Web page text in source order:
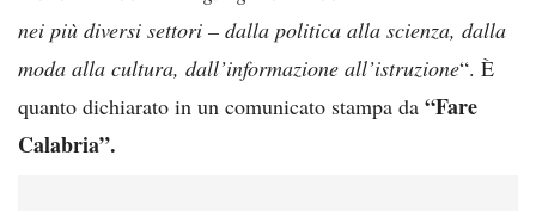
nei più diversi settori – dalla politica alla scienza, dalla
moda alla cultura, dall’informazione all’istruzione“. È
quanto dichiarato in un comunicato stampa da “Fare
Calabria”.